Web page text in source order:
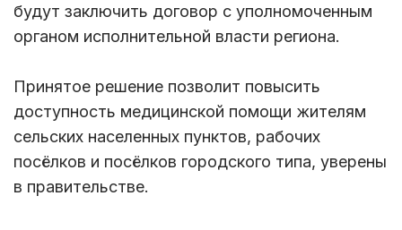
будут заключить договор с уполномоченным
органом исполнительной власти региона.
Принятое решение позволит повысить
доступность медицинской помощи жителям
сельских населенных пунктов, рабочих
посёлков и посёлков городского типа, уверены
в правительстве.